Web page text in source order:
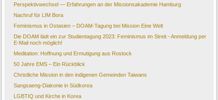
Perspektivwechsel — Erfahrungen an der Missionsakademie Hamburg
Nachruf für LIM Bora
Feminismus in Ostasien – DOAM-Tagung bei Mission Eine Welt
Die DOAM lädt ein zur Studientagung 2023: Feminismus im Streit - Anmeldung per
E-Mail noch möglich!
Meditation: Hoffnung und Ermutigung aus Rostock
50 Jahre EMS – Ein Rückblick
Christliche Mission in den indigenen Gemeinden Taiwans
Sangsaeng-Diakonie in Südkorea
LGBTIQ und Kirche in Korea